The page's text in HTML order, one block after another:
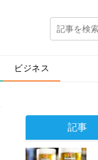
ビジネス
記事